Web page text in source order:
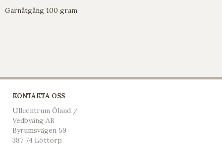
Garnåtgång 100 gram
KONTAKTA OSS
Ullcentrum Öland /
Vedbyäng AB
Byrumsvägen 59
387 74 Löttorp